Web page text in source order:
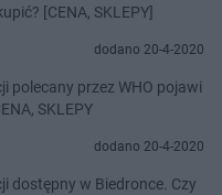
[CENA, SKLEPY]
dodano 20-4-2020
polecany przez WHO pojawi
SKLEPY
dodano 20-4-2020
dostępny w Biedronce. Czy